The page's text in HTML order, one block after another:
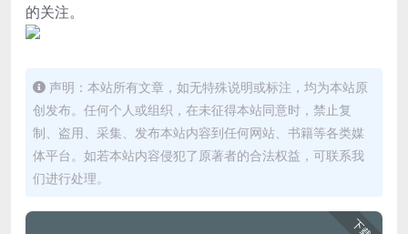
的关注。
声明：本站所有文章，如无特殊说明或标注，均为本站原
创发布。任何个人或组织，在未征得本站同意时，禁止复
制、盗用、采集、发布本站内容到任何网站、书籍等各类媒
体平台。如若本站内容侵犯了原著者的合法权益，可联系我
们进行处理。